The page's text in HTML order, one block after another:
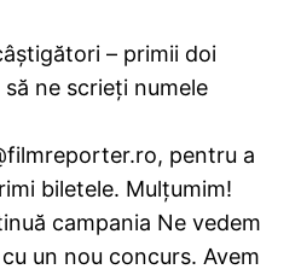
– primii doi
ne scrieţi numele
pentru a
biletele. Mulţumim!
campania Ne vedem
un nou concurs. Avem